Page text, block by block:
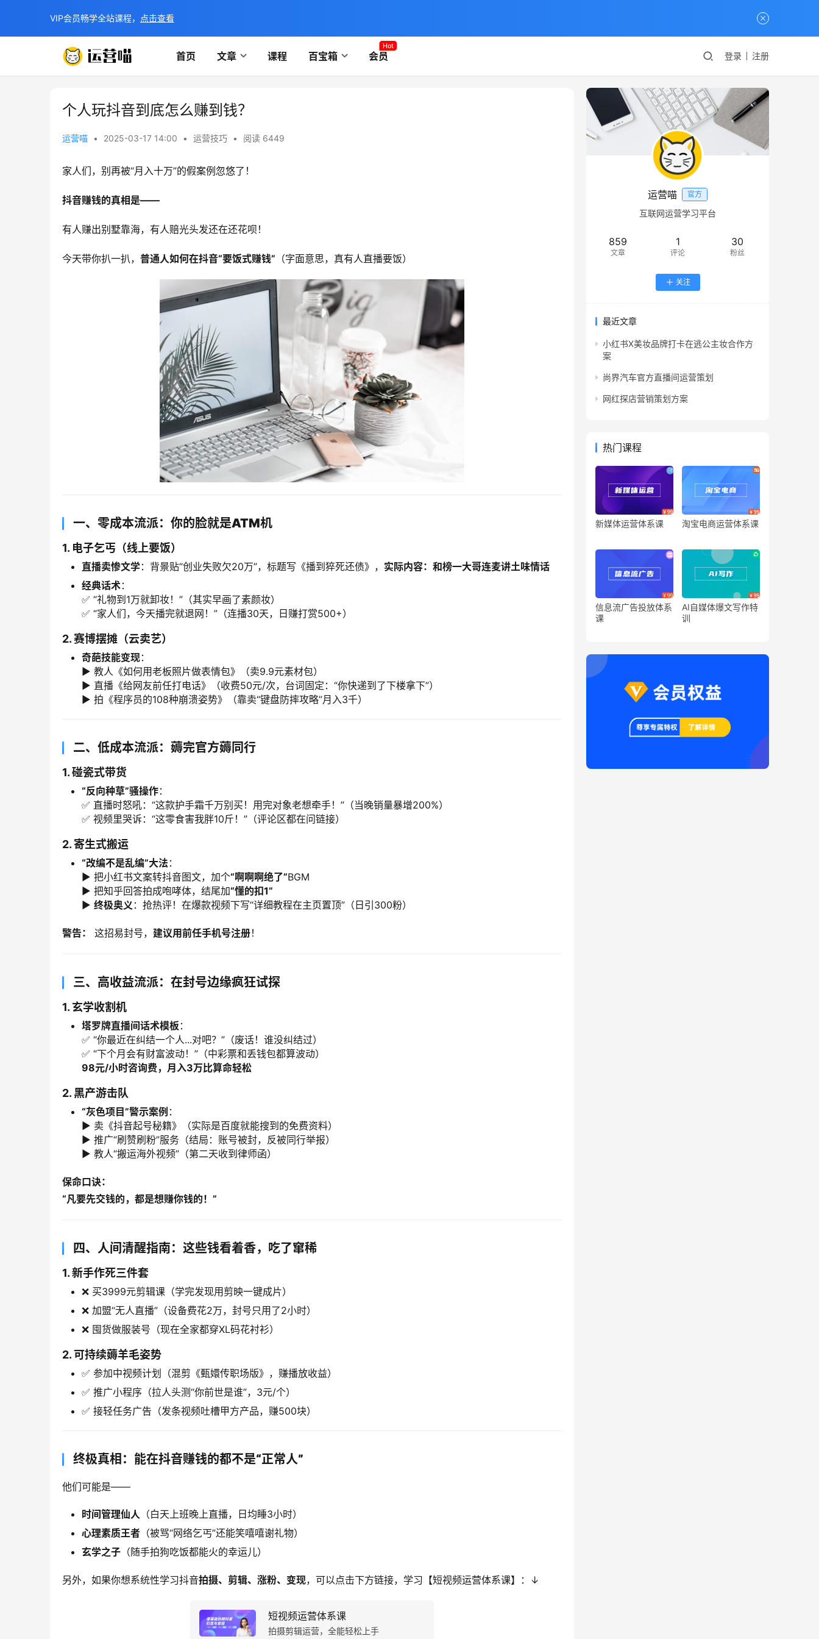
首页 文章 课程 百宝箱 会员
Hot
登录 注册
个人玩抖音到底怎么赚到钱？
运营喵 • 2025-03-17 14:00 • 运营技巧 • 阅读 6449
家人们，别再被“月入十万”的假案例忽悠了！
抖音赚钱的真相是——
有人赚出别墅靠海，有人赔光头发还在还花呗！
今天带你扒一扒，​ 普通人如何在抖音“要饭式赚钱”​ ​（字面意思，真有人直播要饭）
一、零成本流派：你的脸就是ATM机
1. 电子乞丐（线上要饭）​
直播卖惨文学：背景贴“创业失败欠20万”，标题写《播到猝死还债》，​ 实际内容：和榜一大哥连麦讲土味情话
经典话术：
✅ “礼物到1万就卸妆！”（其实早画了素颜妆）
✅ “家人们，今天播完就退网！”（连播30天，日赚打赏500+）
2. 赛博摆摊（云卖艺）​
奇葩技能变现：
▶️ 教人《如何用老板照片做表情包》（卖9.9元素材包）
▶️ 直播《给网友前任打电话》（收费50元/次，台词固定：“你快递到了下楼拿下”）
▶️ 拍《程序员的108种崩溃姿势》（靠卖“键盘防摔攻略”月入3千）
二、低成本流派：薅完官方薅同行
1. 碰瓷式带货
​“反向种草”骚操作：
✅ 直播时怒吼：“这款护手霜千万别买！用完对象老想牵手！”（当晚销量暴增200%）
✅ 视频里哭诉：“这零食害我胖10斤！”（评论区都在问链接）
2. 寄生式搬运
​“改编不是乱编”大法 ：
▶️ 把小红书文案转抖音图文，加个​“啊啊啊绝了”​BGM
▶️ 把知乎回答拍成咆哮体，结尾加​“懂的扣1”​
▶️ ​ 终极奥义 ：抢热评！在爆款视频下写“详细教程在主页置顶”（日引300粉）
警告：​ 这招易封号，​ 建议用前任手机号注册！
三、高收益流派：在封号边缘疯狂试探
1. 玄学收割机
塔罗牌直播间话术模板 ：
✅ “你最近在纠结一个人...对吧？”（废话！谁没纠结过）
✅ “下个月会有财富波动！”（中彩票和丢钱包都算波动）
98元/小时咨询费，月入3万比算命轻松
2. 黑产游击队
​“灰色项目”警示案例 ：
▶️ 卖《抖音起号秘籍》（实际是百度就能搜到的免费资料）
▶️ 推广“刷赞刷粉”服务（结局：账号被封，反被同行举报）
▶️ 教人“搬运海外视频”（第二天收到律师函）
保命口诀：​
​“凡要先交钱的，都是想赚你钱的！”​
四、人间清醒指南：这些钱看着香，吃了窜稀
1. 新手作死三件套
❌ 买3999元剪辑课（学完发现用剪映一键成片）
❌ 加盟“无人直播”（设备费花2万，封号只用了2小时）
❌ 囤货做服装号（现在全家都穿XL码花衬衫）
2. 可持续薅羊毛姿势
✅ 参加中视频计划（混剪《甄嬛传职场版》，赚播放收益）
✅ 推广小程序（拉人头测“你前世是谁”，3元/个）
✅ 接轻任务广告（发条视频吐槽甲方产品，赚500块）
终极真相：能在抖音赚钱的都不是“正常人”​
他们可能是——
时间管理仙人 ​（白天上班晚上直播，日均睡3小时）
心理素质王者 ​（被骂“网络乞丐”还能笑嘻嘻谢礼物）
玄学之子 ​（随手拍狗吃饭都能火的幸运儿）
另外，如果你想系统性学习抖音拍摄、剪辑、涨粉、变现，可以点击下方链接，学习【短视频运营体系课】：↓
短视频运营体系课
拍摄剪辑运营，全能轻松上手
运营喵 官方
互联网运营学习平台
859
文章
1
评论
30
粉丝
关注
最近文章
小红书X美妆品牌打卡在逃公主妆合作方
案
尚界汽车官方直播间运营策划
网红探店营销策划方案
热门课程
新媒体运营体系课 淘宝电商运营体系课
信息流广告投放体系
课
AI自媒体爆文写作特
训
VIP会员畅学全站课程， 点击查看